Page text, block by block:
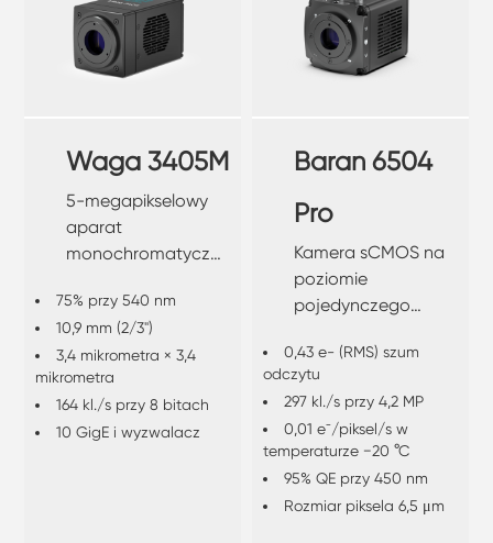
Waga 3405M
5-megapikselowy
aparat
monochromatyczny
migawką
75% przy 540 nm
10,9 mm (2/3")
3,4 mikrometra × 3,4
mikrometra
164 kl./s przy 8 bitach
10 GigE i wyzwalacz
Baran 6504
Pro
Kamera sCMOS na
poziomie
pojedynczego
0,43 e- (RMS) szum
odczytu
297 kl./s przy 4,2 MP
0,01 e⁻/piksel/s w
temperaturze −20 °C
95% QE przy 450 nm
Rozmiar piksela 6,5 ​​μm